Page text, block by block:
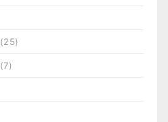
(25)
(7)